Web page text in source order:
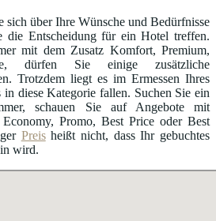
sich über Ihre Wünsche und Bedürfnisse
die Entscheidung für ein Hotel treffen.
mit dem Zusatz Komfort, Premium,
dürfen Sie einige zusätzliche
Trotzdem liegt es im Ermessen Ihres
in diese Kategorie fallen. Suchen Sie ein
schauen Sie auf Angebote mit
Promo, Best Price oder Best
Preisheißt nicht, dass Ihr gebuchtes
wird.